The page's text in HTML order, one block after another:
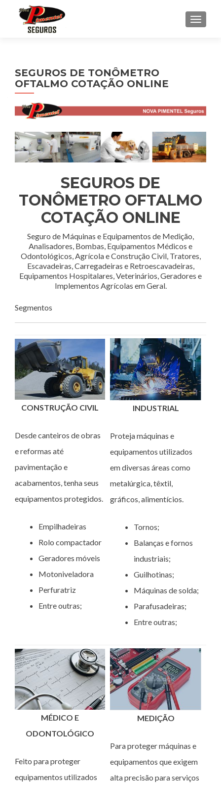
SEGUROS DE TONÔMETRO
OFTALMO COTAÇÃO ONLINE
SEGUROS DE
TONÔMETRO OFTALMO
COTAÇÃO ONLINE
Seguro de Máquinas e Equipamentos de Medição,
Analisadores, Bombas, Equipamentos Médicos e
Odontológicos, Agrícola e Construção Civil, Tratores,
Escavadeiras, Carregadeiras e Retroescavadeiras,
Equipamentos Hospitalares, Veterinários, Geradores e
Implementos Agrícolas em Geral.
Segmentos
CONSTRUÇÃO CIVIL
Desde canteiros de obras
e reformas até
pavimentação e
acabamentos, tenha seus
equipamentos protegidos.
Empilhadeiras
Rolo compactador
Geradores móveis
Motoniveladora
Perfuratriz
Entre outras;
INDUSTRIAL
Proteja máquinas e
equipamentos utilizados
em diversas áreas como
metalúrgica, têxtil,
gráficos, alimentícios.
Tornos;
Balanças e fornos
industriais;
Guilhotinas;
Máquinas de solda;
Parafusadeiras;
Entre outras;
MÉDICO E
ODONTOLÓGICO
Feito para proteger
equipamentos utilizados
MEDIÇÃO
Para proteger máquinas e
equipamentos que exigem
alta precisão para serviços